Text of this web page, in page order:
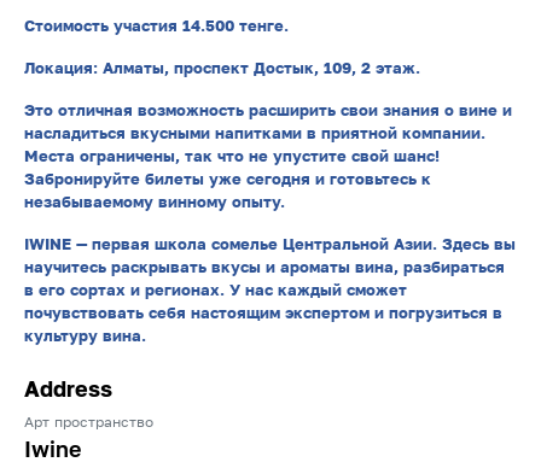
Стоимость участия 14.500 тенге.
Локация: Алматы, проспект Достык, 109, 2 этаж.
Это отличная возможность расширить свои знания о вине и
насладиться вкусными напитками в приятной компании.
Места ограничены, так что не упустите свой шанс!
Забронируйте билеты уже сегодня и готовьтесь к
незабываемому винному опыту.
IWINE — первая школа сомелье Центральной Азии. Здесь вы
научитесь раскрывать вкусы и ароматы вина, разбираться
в его сортах и регионах. У нас каждый сможет
почувствовать себя настоящим экспертом и погрузиться в
культуру вина.
Address
Арт пространство
Iwine